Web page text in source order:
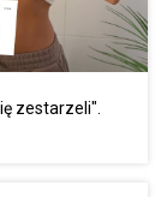
zestarzeli".